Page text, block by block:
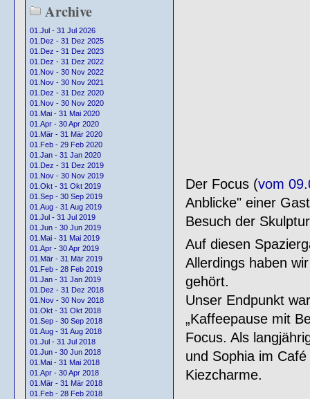
Archive
01.Jul - 31 Jul 2026
01.Dez - 31 Dez 2025
01.Dez - 31 Dez 2023
01.Dez - 31 Dez 2022
01.Nov - 30 Nov 2022
01.Nov - 30 Nov 2021
01.Dez - 31 Dez 2020
01.Nov - 30 Nov 2020
01.Mai - 31 Mai 2020
01.Apr - 30 Apr 2020
01.Mär - 31 Mär 2020
01.Feb - 29 Feb 2020
01.Jan - 31 Jan 2020
01.Dez - 31 Dez 2019
01.Nov - 30 Nov 2019
01.Okt - 31 Okt 2019
01.Sep - 30 Sep 2019
01.Aug - 31 Aug 2019
01.Jul - 31 Jul 2019
01.Jun - 30 Jun 2019
01.Mai - 31 Mai 2019
01.Apr - 30 Apr 2019
01.Mär - 31 Mär 2019
01.Feb - 28 Feb 2019
01.Jan - 31 Jan 2019
01.Dez - 31 Dez 2018
01.Nov - 30 Nov 2018
01.Okt - 31 Okt 2018
01.Sep - 30 Sep 2018
01.Aug - 31 Aug 2018
01.Jul - 31 Jul 2018
01.Jun - 30 Jun 2018
01.Mai - 31 Mai 2018
01.Apr - 30 Apr 2018
01.Mär - 31 Mär 2018
01.Feb - 28 Feb 2018
Der Focus (vom
Anblicke" einer
Besuch der
Auf diesen
Allerdings haben
gehört.
Unser Endpunkt
„Kaffeepause mit
Focus. Als
und Sophia im
Kiezcharme.